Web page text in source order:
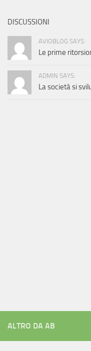
DISCUSSIONI
AVIOBLOG SAYS:
Le prime
ADMIN SAYS:
La società si
ALTRO DA AB